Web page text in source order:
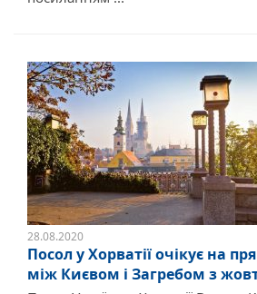
28.08.2020
Посол у Хорватії очікує на
між Києвом і Загребом з